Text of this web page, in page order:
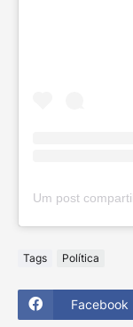
Tags Política
Facebook